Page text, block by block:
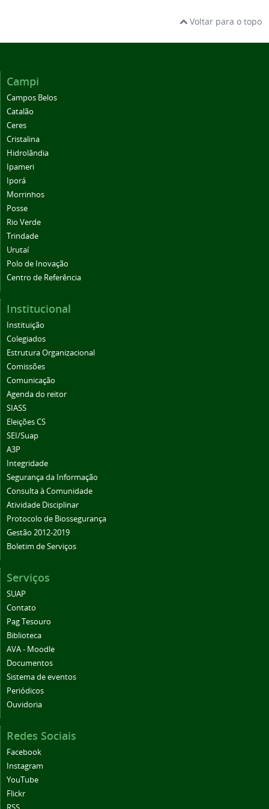
Voltar para o topo
Campi
Campos Belos
Catalão
Ceres
Cristalina
Hidrolândia
Ipameri
Iporá
Morrinhos
Posse
Rio Verde
Trindade
Urutaí
Polo de Inovação
Centro de Referência
Institucional
Instituição
Colegiados
Estrutura Organizacional
Comissões
Comunicação
Agenda do reitor
SIASS
Eleições CS
SEI/Suap
A3P
Integridade
Segurança da Informação
Consulta à Comunidade
Atividade Disciplinar
Protocolo de Biossegurança
Gestão 2012-2019
Boletim de Serviços
Serviços
SUAP
Contato
Pag Tesouro
Biblioteca
AVA - Moodle
Documentos
Sistema de eventos
Periódicos
Ouvidoria
Redes Sociais
Facebook
Instagram
YouTube
Flickr